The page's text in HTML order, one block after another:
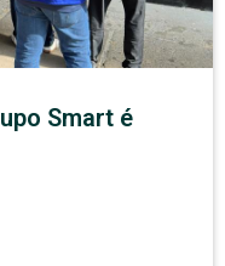
Smart é